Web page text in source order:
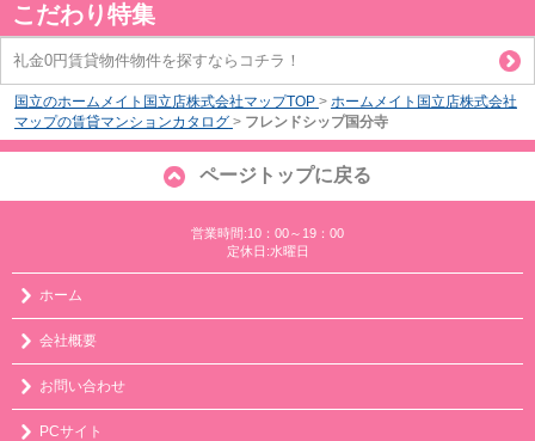
こだわり特集
礼金0円賃貸物件物件を探すならコチラ！
国立のホームメイト国立店株式会社マップTOP > ホームメイト国立店株式会社
マップの賃貸マンションカタログ > フレンドシップ国分寺
ページトップに戻る
営業時間:10：00～19：00
定休日:水曜日
ホーム
会社概要
お問い合わせ
PCサイト